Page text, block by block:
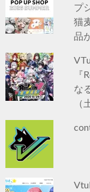
プ
猫
品
な